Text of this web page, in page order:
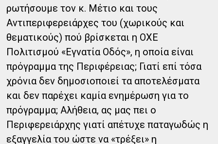
ρωτήσουμε τον κ. Μέτιο και τους
Αντιπεριφερειάρχες του (χωρικούς και
θεματικούς) πού βρίσκεται η ΟΧΕ
Πολιτισμού «Εγνατία Οδός», η οποία είναι
πρόγραμμα της Περιφέρειας; Γιατί επί τόσα
χρόνια δεν δημοσιοποιεί τα αποτελέσματα
και δεν παρέχει καμία ενημέρωση για το
πρόγραμμα; Αλήθεια, ας μας πει ο
Περιφερειάρχης γιατί απέτυχε παταγωδώς η
εξαγγελία του ώστε να «τρέξει» η